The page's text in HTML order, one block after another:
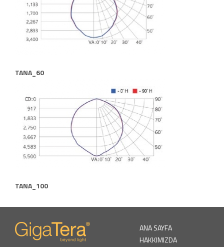
TANA_60
TANA_100
ANA SAYFA
HAKKIMIZDA